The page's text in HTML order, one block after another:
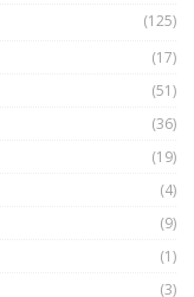
tương lại ngành
Việt Nam | Phổ
đang được ứng
(125)
(17)
(51)
(36)
(19)
(4)
(9)
(1)
(3)